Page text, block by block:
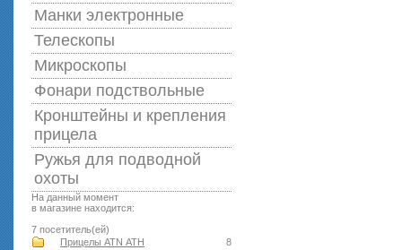
Манки электронные
Телескопы
Микроскопы
Фонари подствольные
Кронштейны и крепления
прицела
Ружья для подводной
оxоты
На данный момент
в магазине находится:
7 посетитель(ей)
8
Прицелы ATN АТН